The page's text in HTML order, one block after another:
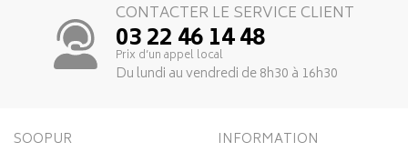
CONTACTER LE SERVICE CLIENT
03 22 46 14 48
Prix d’un appel local
Du lundi au vendredi de 8h30 à 16h30
SOOPUR INFORMATION